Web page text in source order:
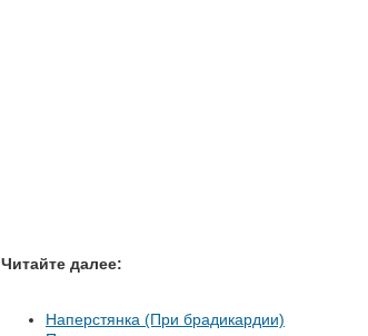
Читайте далее:
Наперстянка (При брадикардии)